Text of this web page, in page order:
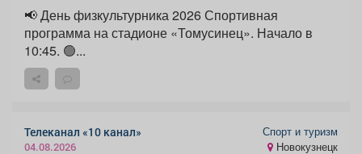
📢 День физкультурника 2026 Спортивная
программа на стадионе «Томусинец». Начало в
10:45. 🟢...
Телеканал «10 канал»
04.08.2026
Спорт и туризм
Новокузнецк